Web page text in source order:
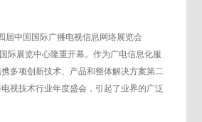
中国国际广播电视信息网络展览会
国际展览中心隆重开幕。作为广电信息化服
多项创新技术、产品和整体解决方案第二
视技术行业年度盛会，引起了业界的广泛